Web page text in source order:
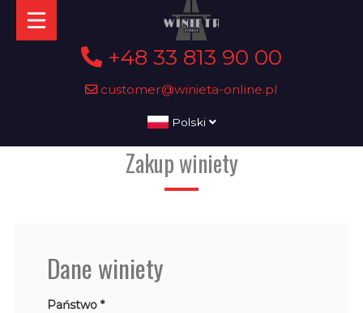
+48 33 813 90 00
customer@winieta-online.pl
Polski
Zakup winiety
Dane winiety
Państwo *